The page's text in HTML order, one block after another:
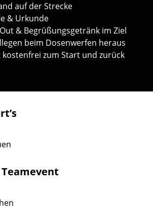
auf der Strecke
& Urkunde
& Begrüßungsgetränk im Ziel
beim Dosenwerfen heraus
zum Start und zurück